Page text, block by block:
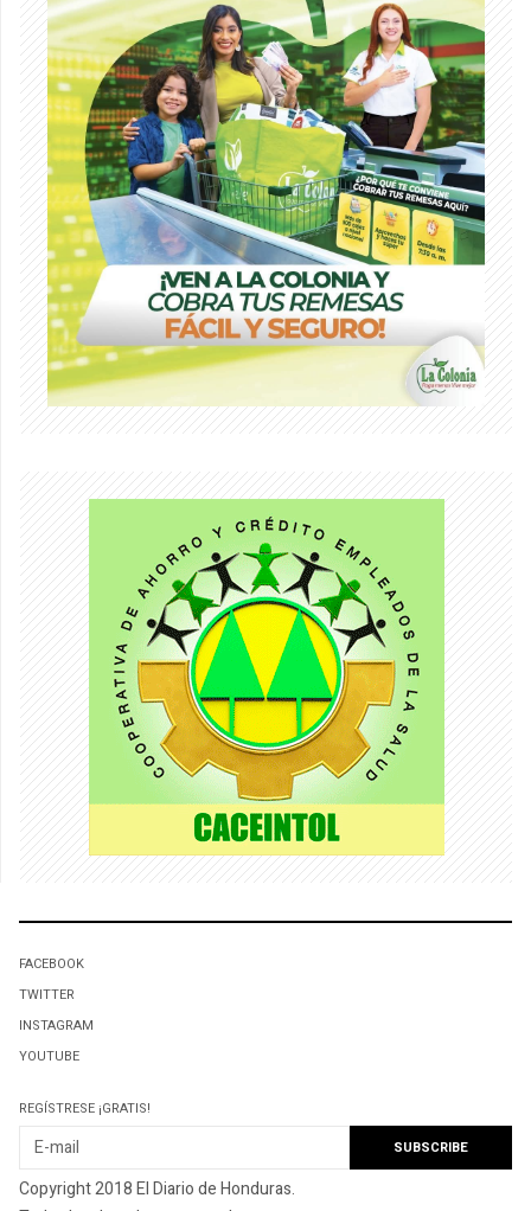
FACEBOOK
TWITTER
INSTAGRAM
YOUTUBE
REGÍSTRESE ¡GRATIS!
Copyright 2018 El Diario de Honduras.